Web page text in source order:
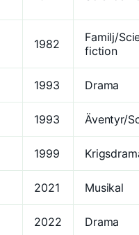
1982
Familj/
fiction
1993 Drama
1993 Äventyr/
1999
2021 Musikal
2022 Drama